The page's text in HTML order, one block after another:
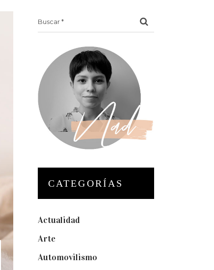
CATEGORÍAS
Actualidad
Arte(74)
Automovilismo